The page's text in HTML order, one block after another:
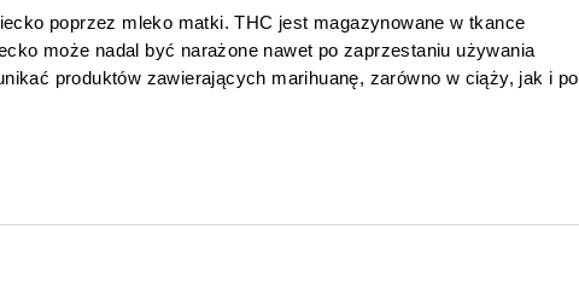
poprzez mleko matki. THC jest magazynowane w tkance
może nadal być narażone nawet po zaprzestaniu używania
produktów zawierających marihuanę, zarówno w ciąży, jak i po